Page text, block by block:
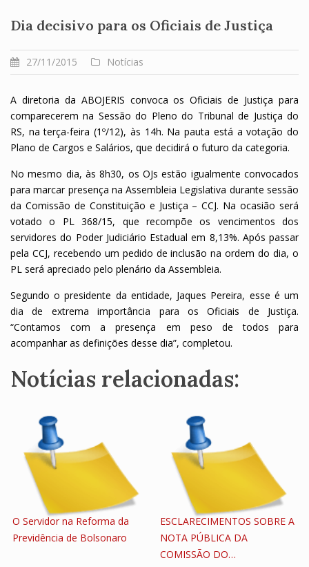
Dia decisivo para os Oficiais de Justiça
27/11/2015 Notícias
A diretoria da ABOJERIS convoca os Oficiais de Justiça para
comparecerem na Sessão do Pleno do Tribunal de Justiça do
RS, na terça-feira (1º/12), às 14h. Na pauta está a votação do
Plano de Cargos e Salários, que decidirá o futuro da categoria.
No mesmo dia, às 8h30, os OJs estão igualmente convocados
para marcar presença na Assembleia Legislativa durante sessão
da Comissão de Constituição e Justiça – CCJ. Na ocasião será
votado o PL 368/15, que recompõe os vencimentos dos
servidores do Poder Judiciário Estadual em 8,13%. Após passar
pela CCJ, recebendo um pedido de inclusão na ordem do dia, o
PL será apreciado pelo plenário da Assembleia.
Segundo o presidente da entidade, Jaques Pereira, esse é um
dia de extrema importância para os Oficiais de Justiça.
“Contamos com a presença em peso de todos para
acompanhar as definições desse dia”, completou.
Notícias relacionadas:
O Servidor na Reforma da
Previdência de Bolsonaro
ESCLARECIMENTOS SOBRE A
NOTA PÚBLICA DA
COMISSÃO DO…